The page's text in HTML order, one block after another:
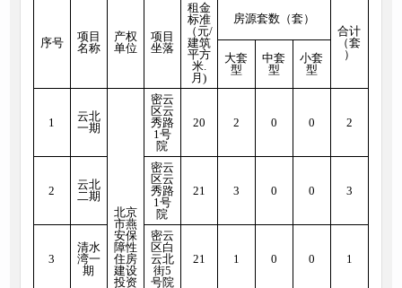
序号
项目
名称
产权
单位
项目
坐落
租金
标准
（元/
建筑
平方
米.
月)
房源套数（套）
合计
（套
）
大套
型
中套
型
小套
型
1
云北
一期
北京
市燕
安保
障性
住房
建设
投资
密云
区云
秀路
1号
院
20 2 0 0 2
2
云北
二期
密云
区云
秀路
1号
院
21 3 0 0 3
3
清水
湾一
期
密云
区白
云北
街5
号院
21 1 0 0 1